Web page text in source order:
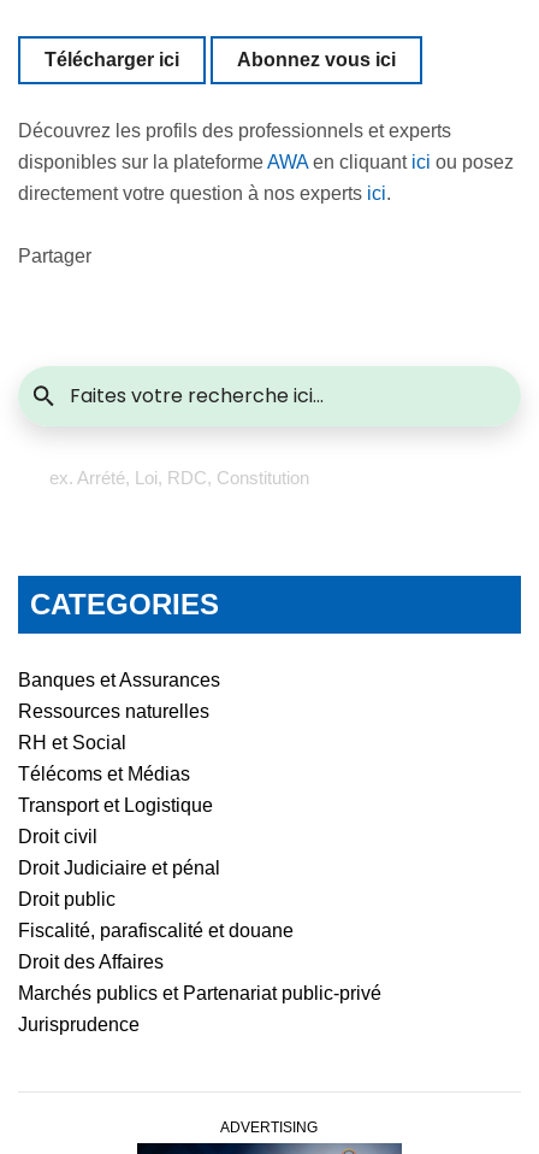
Télécharger ici Abonnez vous ici
Découvrez les profils des professionnels et experts
disponibles sur la plateformeAWAen cliquant ici ou posez
directement votre question à nos experts ici.
Partager
ex. Arrété, Loi, RDC, Constitution
CATEGORIES
Banques et Assurances
Ressources naturelles
RH et Social
Télécoms et Médias
Transport et Logistique
Droit civil
Droit Judiciaire et pénal
Droit public
Fiscalité, parafiscalité et douane
Droit des Affaires
Marchés publics et Partenariat public-privé
Jurisprudence
ADVERTISING